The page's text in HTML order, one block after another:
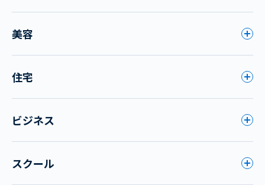
美容
住宅
ビジネス
スクール